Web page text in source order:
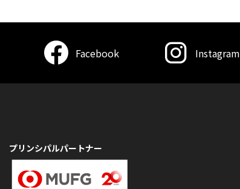
Facebook Instagram
プリンシパルパートナー